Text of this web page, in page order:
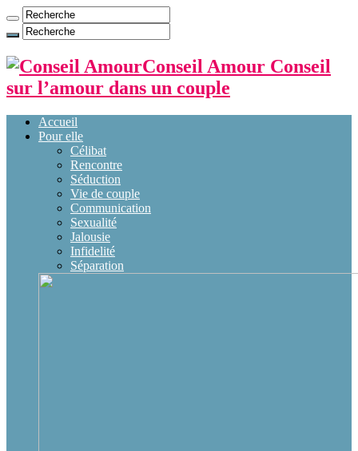
Conseil Amour Conseil
sur l’amour dans un couple
Accueil
Pour elle
Célibat
Rencontre
Séduction
Vie de couple
Communication
Sexualité
Jalousie
Infidelité
Séparation